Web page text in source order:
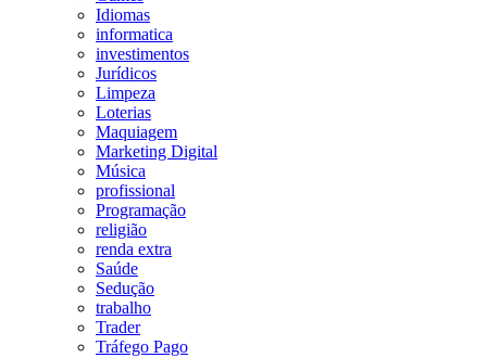
Idiomas
informatica
investimentos
Jurídicos
Limpeza
Loterias
Maquiagem
Marketing Digital
Música
profissional
Programação
religião
renda extra
Saúde
Sedução
trabalho
Trader
Tráfego Pago